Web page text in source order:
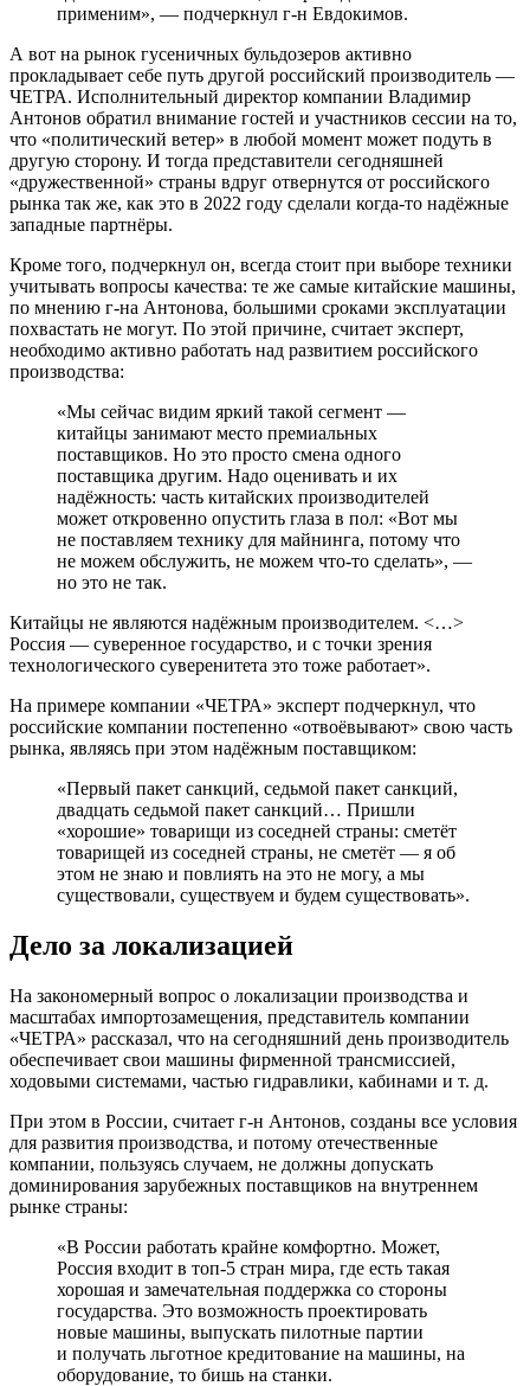
применим», — подчеркнул г-н Евдокимов.
А вот на рынок гусеничных бульдозеров активно
прокладывает себе путь другой российский производитель —
ЧЕТРА. Исполнительный директор компании Владимир
Антонов обратил внимание гостей и участников сессии на то,
что «политический ветер» в любой момент может подуть в
другую сторону. И тогда представители сегодняшней
«дружественной» страны вдруг отвернутся от российского
рынка так же, как это в 2022 году сделали когда-то надёжные
западные партнёры.
Кроме того, подчеркнул он, всегда стоит при выборе техники
учитывать вопросы качества: те же самые китайские машины,
по мнению г-на Антонова, большими сроками эксплуатации
похвастать не могут. По этой причине, считает эксперт,
необходимо активно работать над развитием российского
производства:
«Мы сейчас видим яркий такой сегмент —
китайцы занимают место премиальных
поставщиков. Но это просто смена одного
поставщика другим. Надо оценивать и их
надёжность: часть китайских производителей
может откровенно опустить глаза в пол: «Вот мы
не поставляем технику для майнинга, потому что
не можем обслужить, не можем что-то сделать», —
но это не так.
Китайцы не являются надёжным производителем. <…>
Россия — суверенное государство, и с точки зрения
технологического суверенитета это тоже работает».
На примере компании «ЧЕТРА» эксперт подчеркнул, что
российские компании постепенно «отвоёвывают» свою часть
рынка, являясь при этом надёжным поставщиком:
«Первый пакет санкций, седьмой пакет санкций,
двадцать седьмой пакет санкций… Пришли
«хорошие» товарищи из соседней страны: сметёт
товарищей из соседней страны, не сметёт — я об
этом не знаю и повлиять на это не могу, а мы
существовали, существуем и будем существовать».
Дело за локализацией
На закономерный вопрос о локализации производства и
масштабах импортозамещения, представитель компании
«ЧЕТРА» рассказал, что на сегодняшний день производитель
обеспечивает свои машины фирменной трансмиссией,
ходовыми системами, частью гидравлики, кабинами и т. д.
При этом в России, считает г-н Антонов, созданы все условия
для развития производства, и потому отечественные
компании, пользуясь случаем, не должны допускать
доминирования зарубежных поставщиков на внутреннем
рынке страны:
«В России работать крайне комфортно. Может,
Россия входит в топ-5 стран мира, где есть такая
хорошая и замечательная поддержка со стороны
государства. Это возможность проектировать
новые машины, выпускать пилотные партии
и получать льготное кредитование на машины, на
оборудование, то бишь на станки.